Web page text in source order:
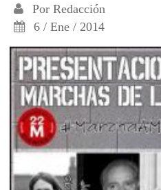
Por Redacción
6 / Ene / 2014